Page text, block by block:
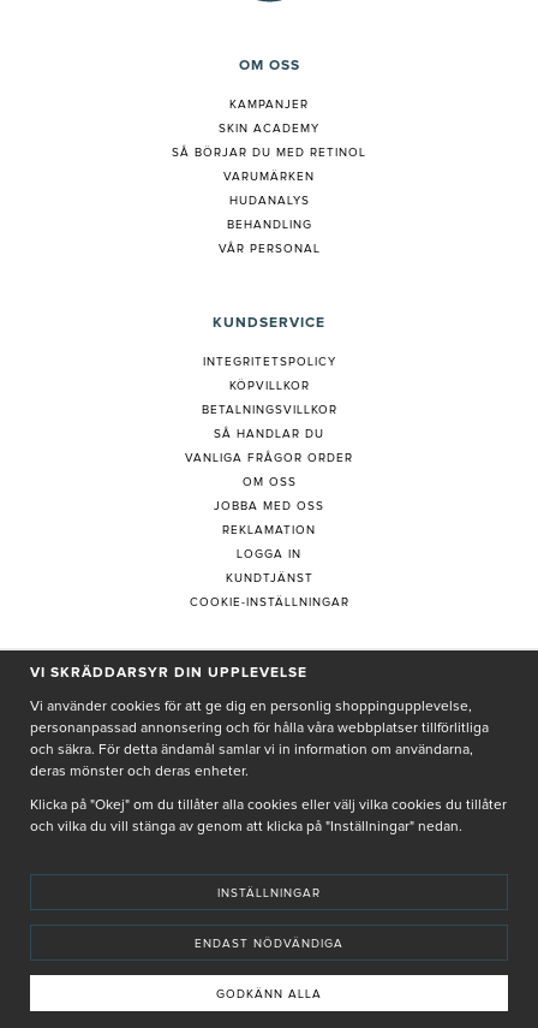
OM OSS
KAMPANJER
SKIN ACADEMY
SÅ BÖRJAR DU MED RETINOL
VARUMÄRKEN
HUDANALYS
BEHANDLING
VÅR PERSONAL
KUNDSERVICE
INTEGRITETSPOLICY
KÖPVILLKOR
BETALNINGSVILLKOR
SÅ HANDLAR DU
VANLIGA FRÅGOR ORDER
OM OSS
JOBBA MED OSS
REKLAMATION
LOGGA IN
KUNDTJÄNST
COOKIE-INSTÄLLNINGAR
PRENUMERERA PÅ NYHETSBREV
Genom att ge min e-post, accepterar jag Seth och Sally integritetspolicy
De uppgifter du matar in kommer endast användas till våra nyhetsbrev.
INNEHÅLLET OCH REKOMMENDATIONERNA PÅ DENNA SIDA ÄR FRAMTAGNA OCH GRANSKADE
AV VÅRA AUKTORISERADE HUDTERAPEUTER.
VI SKRÄDDARSYR DIN UPPLEVELSE
Vi använder cookies för att ge dig en personlig shoppingupplevelse,
personanpassad annonsering och för hålla våra webbplatser tillförlitliga
och säkra. För detta ändamål samlar vi in information om användarna,
deras mönster och deras enheter.
Klicka på "Okej" om du tillåter alla cookies eller välj vilka cookies du tillåter
och vilka du vill stänga av genom att klicka på "Inställningar" nedan.
INSTÄLLNINGAR
ENDAST NÖDVÄNDIGA
GODKÄNN ALLA